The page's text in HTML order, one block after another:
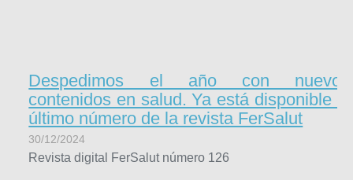
Despedimos el año con nuevos
contenidos en salud. Ya está disponible el
último número de la revista FerSalut
30/12/2024
Revista digital FerSalut número 126